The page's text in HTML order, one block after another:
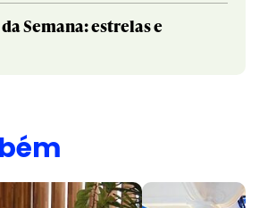
Semana: estrelas e